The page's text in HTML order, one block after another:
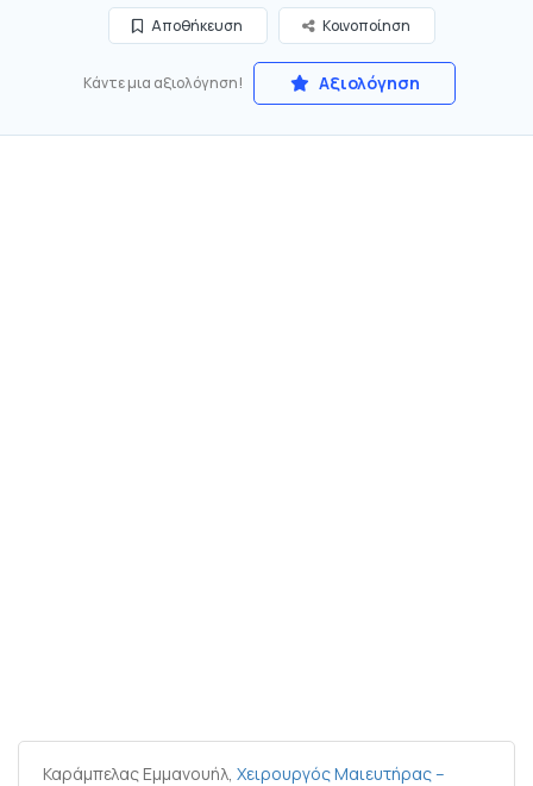
Αποθήκευση Κοινοποίηση
Κάντε μια αξιολόγηση! Αξιολόγηση
Καράμπελας Εμμανουήλ, Χειρουργός Μαιευτήρας –